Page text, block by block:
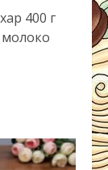
400 г